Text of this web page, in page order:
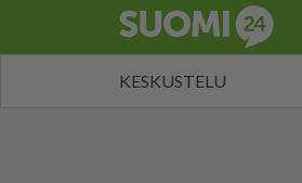
KESKUSTELU